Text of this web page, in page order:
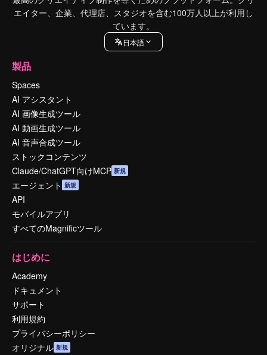
エイター、企業、代理店、スタジオを含む100万人以上が利用し
ています。
日本語
製品
Spaces
AI アシスタント
AI 画像生成ツール
AI 動画生成ツール
AI 音声合成ツール
ストックコンテンツ
Claude/ChatGPT向けMCP 新規
エージェント 新規
API
モバイルアプリ
すべてのMagnificツール
はじめに
Academy
ドキュメント
サポート
利用規約
プライバシーポリシー
オリジナル 新規